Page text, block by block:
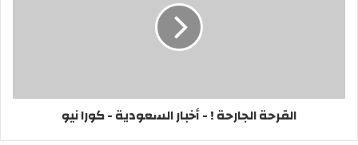
القرحة الجارحة ! - أخبار السعودية - كورا نيو